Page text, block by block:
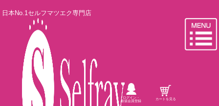
日本No.1セルフマツエク専門店
ログイン・
新規会員登録 カートを見る